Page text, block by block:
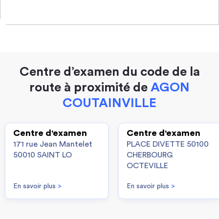
Centre d’examen du code de la
route à proximité de AGON
COUTAINVILLE
Centre d'examen
171 rue Jean Mantelet
50010 SAINT LO
En savoir plus >
Centre d'examen
PLACE DIVETTE 50100
CHERBOURG
OCTEVILLE
En savoir plus >